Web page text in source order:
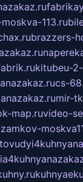
113.ru
brazzers-
kitubeu-
cs-
mir-
map.ruvideo-